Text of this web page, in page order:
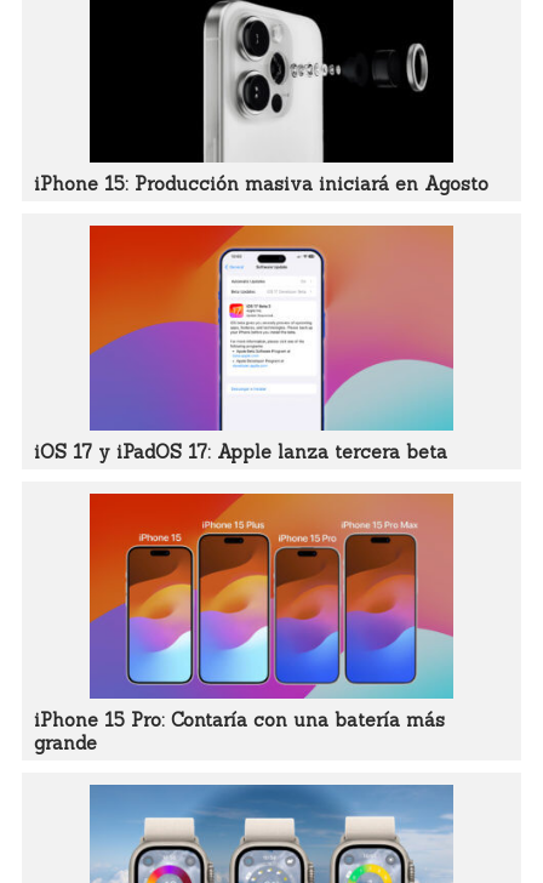
iPhone 15: Producción masiva iniciará en Agosto
iOS 17 y iPadOS 17: Apple lanza tercera beta
iPhone 15 Pro: Contaría con una batería más
grande